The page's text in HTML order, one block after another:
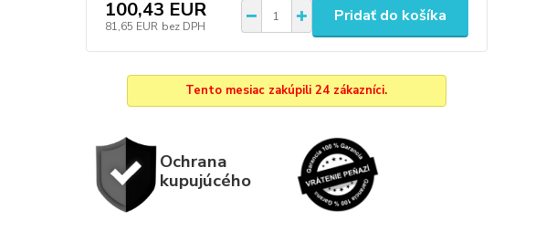
100,43 EUR
81,65 EUR bez DPH
Pridať do košíka
Tento mesiac zakúpili 24 zákazníci.
Ochrana
kupujúcého